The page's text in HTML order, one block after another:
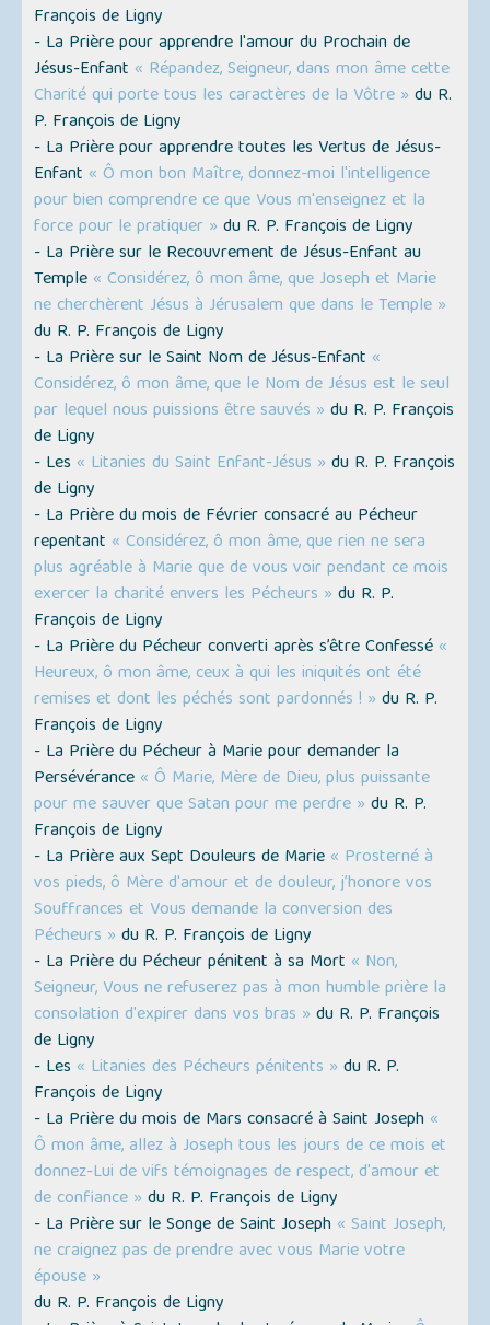
François de Ligny
- La Prière pour apprendre l'amour du Prochain de
Jésus-Enfant « Répandez, Seigneur, dans mon âme cette
Charité qui porte tous les caractères de la Vôtre » du R.
P. François de Ligny
- La Prière pour apprendre toutes les Vertus de Jésus-
Enfant « Ô mon bon Maître, donnez-moi l'intelligence
pour bien comprendre ce que Vous m'enseignez et la
force pour le pratiquer » du R. P. François de Ligny
- La Prière sur le Recouvrement de Jésus-Enfant au
Temple « Considérez, ô mon âme, que Joseph et Marie
ne cherchèrent Jésus à Jérusalem que dans le Temple »
du R. P. François de Ligny
- La Prière sur le Saint Nom de Jésus-Enfant «
Considérez, ô mon âme, que le Nom de Jésus est le seul
par lequel nous puissions être sauvés » du R. P. François
de Ligny
- Les « Litanies du Saint Enfant-Jésus » du R. P. François
de Ligny
- La Prière du mois de Février consacré au Pécheur
repentant « Considérez, ô mon âme, que rien ne sera
plus agréable à Marie que de vous voir pendant ce mois
exercer la charité envers les Pécheurs » du R. P.
François de Ligny
- La Prière du Pécheur converti après s’être Confessé «
Heureux, ô mon âme, ceux à qui les iniquités ont été
remises et dont les péchés sont pardonnés ! » du R. P.
François de Ligny
- La Prière du Pécheur à Marie pour demander la
Persévérance « Ô Marie, Mère de Dieu, plus puissante
pour me sauver que Satan pour me perdre » du R. P.
François de Ligny
- La Prière aux Sept Douleurs de Marie « Prosterné à
vos pieds, ô Mère d'amour et de douleur, j’honore vos
Souffrances et Vous demande la conversion des
Pécheurs » du R. P. François de Ligny
- La Prière du Pécheur pénitent à sa Mort « Non,
Seigneur, Vous ne refuserez pas à mon humble prière la
consolation d'expirer dans vos bras » du R. P. François
de Ligny
- Les « Litanies des Pécheurs pénitents » du R. P.
François de Ligny
- La Prière du mois de Mars consacré à Saint Joseph «
Ô mon âme, allez à Joseph tous les jours de ce mois et
donnez-Lui de vifs témoignages de respect, d'amour et
de confiance » du R. P. François de Ligny
- La Prière sur le Songe de Saint Joseph « Saint Joseph,
ne craignez pas de prendre avec vous Marie votre
épouse »
du R. P. François de Ligny